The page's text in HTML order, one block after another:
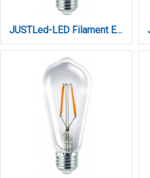
JUSTLed-LED Filament Ε27 ST64 10W 4000K Φυσικό (B276410102)